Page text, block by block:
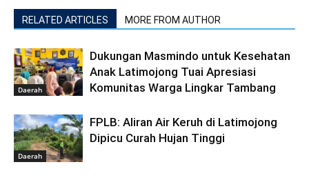
RELATED ARTICLES MORE FROM AUTHOR
Daerah
Dukungan Masmindo untuk Kesehatan
Anak Latimojong Tuai Apresiasi
Komunitas Warga Lingkar Tambang
Daerah
FPLB: Aliran Air Keruh di Latimojong
Dipicu Curah Hujan Tinggi